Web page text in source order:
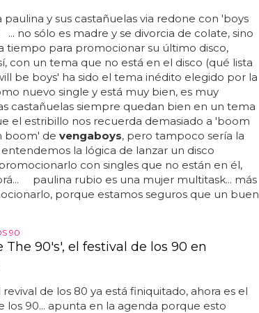
paulina y sus castañuelas via redone con 'boys
no sólo es madre y se divorcia de colate, sino
tiempo para promocionar su último disco,
con un tema que no está en el disco (qué lista
be boys' ha sido el tema inédito elegido por la
nuevo single y está muy bien, es muy
castañuelas siempre quedan bien en un tema
el estribillo nos recuerda demasiado a 'boom
boom' de vengaboys, pero tampoco sería la
entendemos la lógica de lanzar un disco
con singles que no están en él,
paulina rubio es una mujer multitask... más
porque estamos seguros que un buen
90
The 90's', el festival de los 90 en
revival de los 80 ya está finiquitado, ahora es el
los 90... apunta en la agenda porque esto